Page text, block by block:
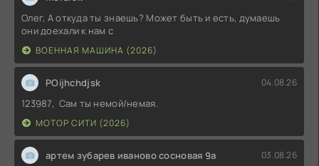
Олег, А откуда ты знаешь? Может быть и есть, думаешь
они доехали к нам с
ВОЕННАЯ МАШИНА (2026)
POijhchdjsk 04.08.26
123987, Сам ты немой/немая.
МОТОР СИТИ (2026)
артем зубарев иваново сосновая 9а 03.08.26